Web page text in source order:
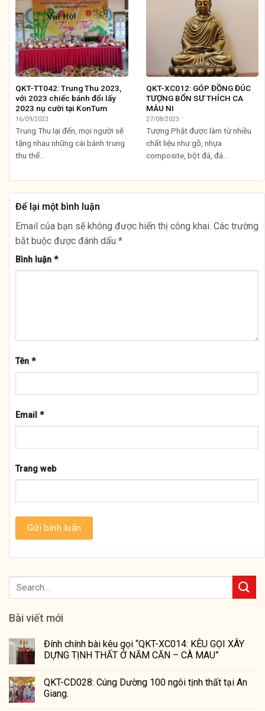
QKT-TT042: Trung Thu 2023,
với 2023 chiếc bánh đổi lấy
2023 nụ cười tại KonTum
16/09/2023
Trung Thu lại đến, mọi người sẽ
tặng nhau những cái bánh trung
thu thể...
QKT-XC012: GÓP ĐỒNG ĐÚC
TƯỢNG BỔN SƯ THÍCH CA
MÂU NI
27/08/2023
Tượng Phật được làm từ nhiều
chất liệu như gỗ, nhựa
composite, bột đá, đá...
Để lại một bình luận
Email của bạn sẽ không được hiển thị công khai. Các trường
bắt buộc được đánh dấu *
Bình luận *
Tên *
Email *
Trang web
Bài viết mới
Đính chính bài kêu gọi “QKT-XC014: KÊU GỌI XÂY
DỰNG TỊNH THẤT Ở NĂM CĂN – CÀ MAU”
QKT-CD028: Cúng Dường 100 ngôi tịnh thất tại An
Giang.